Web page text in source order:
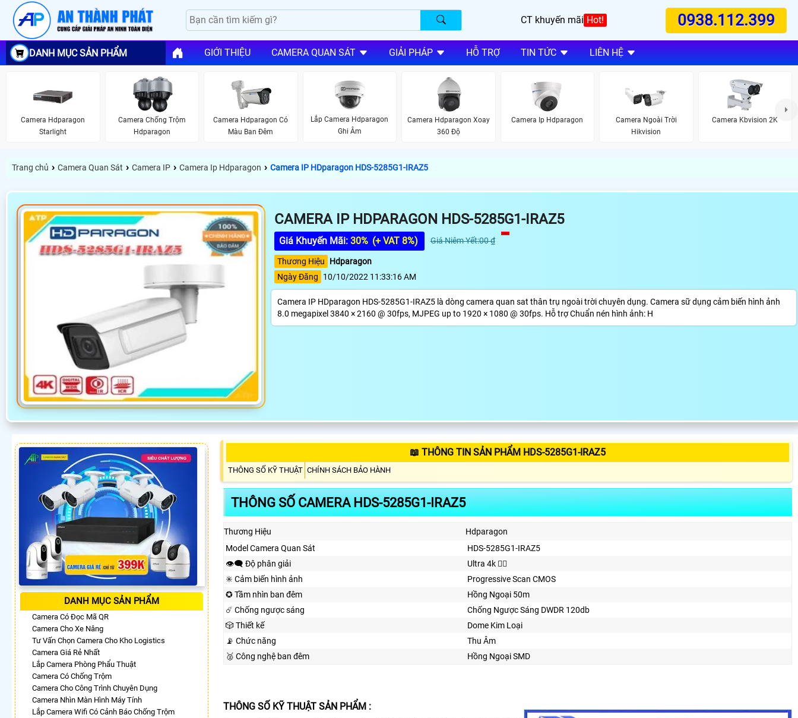
CT khuyến mãi Hot! 0938.112.399
DANH MỤC SẢN PHẨM GIỚI THIỆU CAMERA QUAN SÁT GIẢI PHÁP HỖ TRỢ TIN TỨC LIÊN HỆ
Camera Hdparagon
Starlight
Camera Chống Trộm
Hdparagon
Camera Hdparagon Có
Màu Ban Đêm
Lắp Camera Hdparagon
Ghi Âm
Camera Hdparagon Xoay
360 Độ
Camera Ip Hdparagon
Camera Ngoài Trời
Hikvision
Camera Kbvision 2K
Trang chủ › Camera Quan Sát › Camera IP › Camera Ip Hdparagon › Camera IP HDparagon HDS-5285G1-IRAZ5
CAMERA IP HDPARAGON HDS-5285G1-IRAZ5
Giá Khuyến Mãi: 30% (+ VAT 8%) Giá Niêm Yết:00 ₫
Thương Hiệu
Hdparagon
Ngày Đăng
10/10/2022 11:33:16 AM
Camera IP HDparagon HDS-5285G1-IRAZ5 là dòng camera quan sat thân trụ ngoài trời chuyên dụng. Camera sữ dụng cảm biến hình ảnh
8.0 megapixel 3840 × 2160 @ 30fps, MJPEG up to 1920 × 1080 @ 30fps. Hỗ trợ Chuẩn nén hình ảnh: H
DANH MỤC SẢN PHẨM
Camera Có Đọc Mã QR
Camera Cho Xe Nâng
Tư Vấn Chọn Camera Cho Kho Logistics
Camera Giá Rẻ Nhất
Lắp Camera Phòng Phẩu Thuật
Camera Có Chống Trộm
Camera Cho Công Trình Chuyên Dụng
Camera Nhìn Màn Hình Máy Tính
Lắp Camera Wifi Có Cảnh Báo Chống Trộm
📖 THÔNG TIN SẢN PHẨM HDS-5285G1-IRAZ5
THÔNG SỐ KỸ THUẬT CHÍNH SÁCH BẢO HÀNH
THÔNG SỐ CAMERA HDS-5285G1-IRAZ5
Thương Hiệu
Hdparagon
Model Camera Quan Sát
HDS-5285G1-IRAZ5
👁️‍🗨 Độ phân giải
Ultra 4k 👍🏾
✳️ Cảm biến hình ảnh
Progressive Scan CMOS
✪ Tầm nhìn ban đêm
Hồng Ngoại 50m
☄️ Chống ngược sáng
Chống Ngược Sáng DWDR 120db
🎲 Thiết kế
Dome Kim Loại
📡 Chức năng
Thu Âm
🥈️ Công nghệ ban đêm
Hồng Ngoại SMD
THÔNG SỐ KỸ THUẬT SẢN PHẨM :